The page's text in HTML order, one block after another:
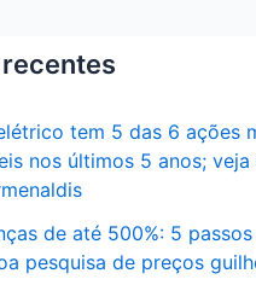
tem 5 das 6 ações
nos últimos 5 anos; veja
de até 500%: 5
pesquisa de preços